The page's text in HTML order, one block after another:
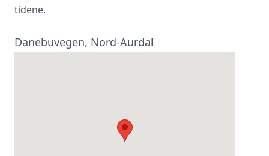
tidene.
Danebuvegen, Nord-Aurdal